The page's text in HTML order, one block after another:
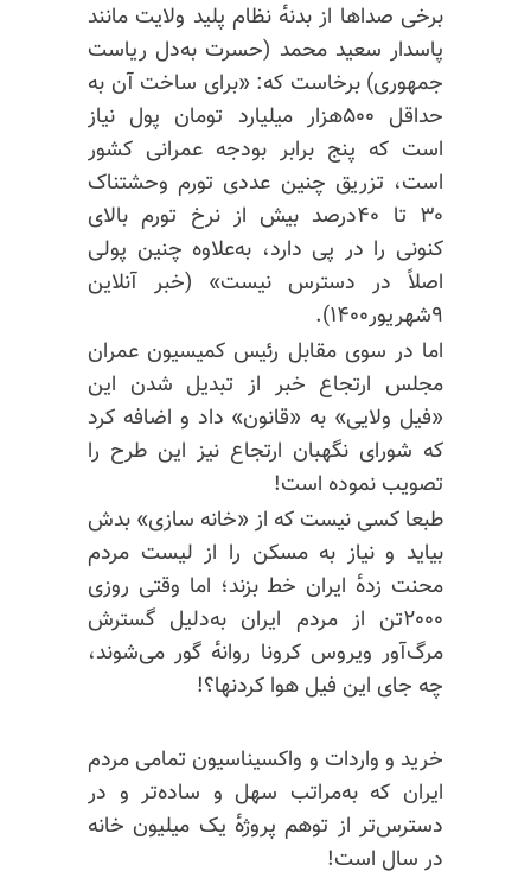
برخی صداها از بدنه‌ٔ نظام پلید ولایت مانند
پاسدار سعید محمد (حسرت به‌دل ریاست
جمهوری) برخاست که: «برای ساخت آن به
حداقل ۵۰۰هزار میلیارد تومان پول نیاز
است که پنج برابر بودجه عمرانی کشور
است، تزریق چنین عددی تورم وحشتناک
۳۰ تا ۴۰درصد بیش از نرخ تورم بالای
کنونی را در پی دارد، به‌علاوه چنین پولی
اصلاً در دسترس نیست» (خبر آنلاین
۹شهریور۱۴۰۰).
اما در سوی مقابل رئیس کمیسیون عمران
مجلس ارتجاع خبر از تبدیل شدن این
«فیل ولایی‌» به «قانون» داد و اضافه کرد
که شورای نگهبان ارتجاع نیز این طرح را
تصویب نموده است!
طبعا کسی نیست که از «خانه سازی» بدش
بیاید و نیاز به مسکن را از لیست مردم
محنت زده‌ٔ ایران خط بزند؛ اما وقتی روزی
۲۰۰۰تن از مردم ایران به‌دلیل گسترش
مرگ‌آور ویروس کرونا روانه‌ٔ گور می‌شوند،
چه جای این فیل هوا کردنها؟!
خرید و واردات و واکسیناسیون تمامی مردم
ایران که به‌مراتب سهل و ساده‌تر و در
دسترس‌تر از توهم پروژه‌ٔ یک میلیون خانه
در سال است!